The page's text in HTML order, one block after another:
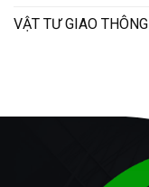
VẬT TƯ GIAO THÔNG